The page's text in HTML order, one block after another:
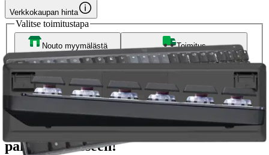
Verkkokaupan hinta
Valitse toimitustapa
Nouto myymälästä
Ilmainen
Siirry valitsemaan myymälä
Toimitus
Kotiin tai noutopisteeseenAlk. 0 €
Ilmainen toimitus yli 100 €:n tilauksille
Postin pakettiautomaattiin tai
palvelupisteeseen!